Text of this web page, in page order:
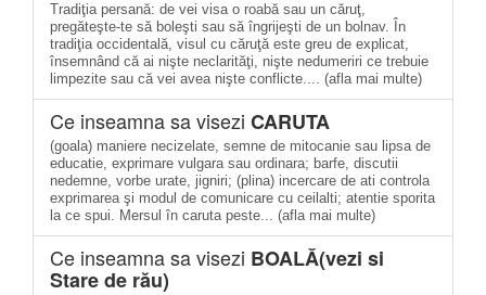
Tradiţia persană: de vei visa o roabă sau un căruţ,
pregăteşte-te să boleşti sau să îngrijeşti de un bolnav. În
tradiţia occidentală, visul cu căruţă este greu de explicat,
însemnând că ai nişte neclarităţi, nişte nedumeriri ce trebuie
limpezite sau că vei avea nişte conflicte.... (afla mai multe)
Ce inseamna sa visezi CARUTA
(goala) maniere necizelate, semne de mitocanie sau lipsa de
educatie, exprimare vulgara sau ordinara; barfe, discutii
nedemne, vorbe urate, jigniri; (plina) incercare de ati controla
exprimarea şi modul de comunicare cu ceilalti; atentie sporita
la ce spui. Mersul în caruta peste... (afla mai multe)
Ce inseamna sa visezi BOALĂ(vezi si
Stare de rău)